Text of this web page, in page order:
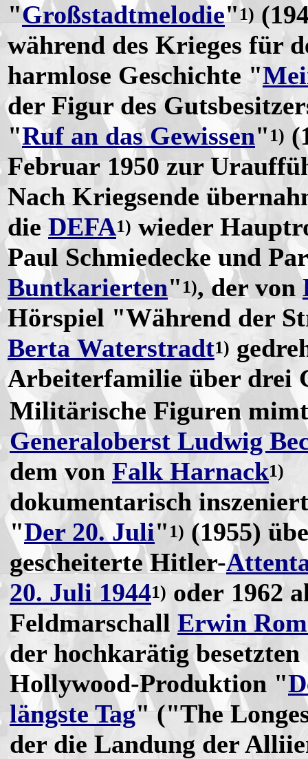
"Großstadtmelodie"1)
während des Krieges für
harmlose Geschichte "
der Figur des
"Ruf an das Gewissen" 1)
Februar 1950 zur
Nach Kriegsende
die DEFA1) wieder
Paul Schmiedecke und
Buntkarierten" 1), der von
Hörspiel "Während der
Berta Waterstradt1)
Arbeiterfamilie über drei
Militärische Figuren
Generaloberst Ludwig
dem von Falk Harnack1)
dokumentarisch
"Der 20. Juli" 1) (1955)
gescheiterte Hitler-
20. Juli 19441) oder 1962
Feldmarschall Erwin
der hochkarätig besetzten
Hollywood-Produktion "
längste Tag" ("The
der die Landung der